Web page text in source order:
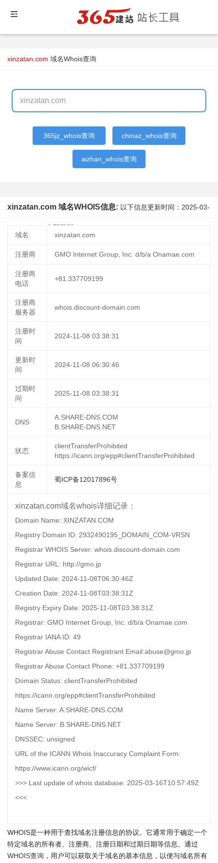
xinzatan.com 域名Whois查询
365jz_whois查询 chinaz_whois查询
aizhan_whois查询
xinzatan.com 域名WHOIS信息: 以下信息更新时间： 2025-03-
立即更新
域名
xinzatan.com
注册商 GMO Internet Group, Inc. d/b/a Onamae.com
注册商
电话
+81.337709199
注册商
服务器
whois.discount-domain.com
注册时
间
2024-11-08 03:38:31
更新时
间
2024-11-08 06:30:46
过期时
间
2025-11-08 03:38:31
DNS
A.SHARE-DNS.COM
B.SHARE-DNS.NET
状态
clientTransferProhibited
https://icann.org/epp#clientTransferProhibited
备案信
息
蜀ICP备12017896号
xinzatan.com域名whois详细记录：
Domain Name: XINZATAN.COM
Registry Domain ID: 2932490195_DOMAIN_COM-VRSN
Registrar WHOIS Server: whois.discount-domain.com
Registrar URL: http://gmo.jp
Updated Date: 2024-11-08T06:30:46Z
Creation Date: 2024-11-08T03:38:31Z
Registry Expiry Date: 2025-11-08T03:38:31Z
Registrar: GMO Internet Group, Inc. d/b/a Onamae.com
Registrar IANA ID: 49
Registrar Abuse Contact Registrant Email:abuse@gmo.jp
Registrar Abuse Contact Phone: +81.337709199
Domain Status: clientTransferProhibited
https://icann.org/epp#clientTransferProhibited
Name Server: A.SHARE-DNS.COM
Name Server: B.SHARE-DNS.NET
DNSSEC: unsigned
URL of the ICANN Whois Inaccuracy Complaint Form:
https://www.icann.org/wicf/
>>> Last update of whois database: 2025-03-16T10:57:49Z
<<<
WHOIS是一种用于查找域名注册信息的协议。它通常用于确定一个
特定域名的所有者、注册商、注册日期和过期日期等信息。通过
WHOIS查询 ，用户可以获取关于域名的基本信息，以便与域名所有